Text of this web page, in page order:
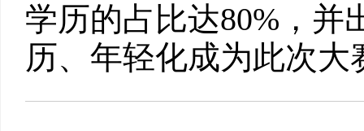
学历的占比达80%，并
历、年轻化成为此次大